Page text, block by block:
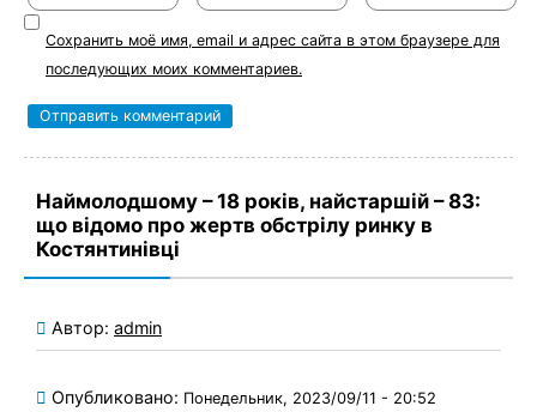
Сохранить моё имя, email и адрес сайта в этом браузере для
последующих моих комментариев.
Наймолодшому – 18 років, найстаршій – 83:
що відомо про жертв обстрілу ринку в
Костянтинівці
Автор: admin
Опубликовано: Понедельник, 2023/09/11 - 20:52